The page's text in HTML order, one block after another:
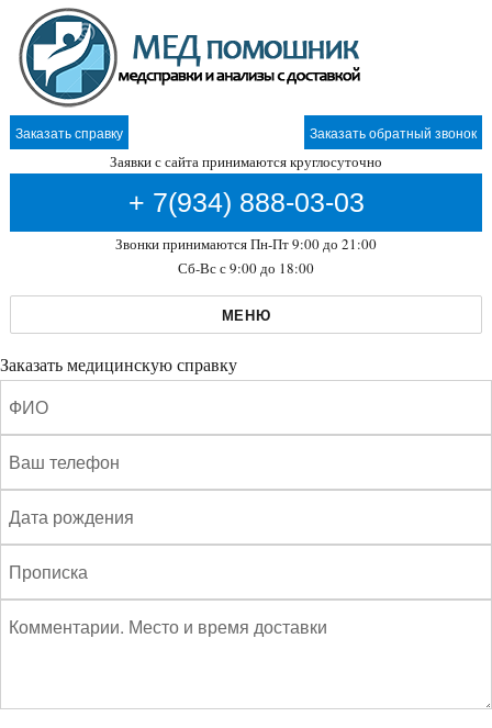
Заказать справку Заказать обратный звонок
Заявки с сайта принимаются круглосуточно
+ 7(934) 888-03-03
Звонки принимаются Пн-Пт 9:00 до 21:00
Сб-Вс с 9:00 до 18:00
МЕНЮ
Заказать медицинскую справку